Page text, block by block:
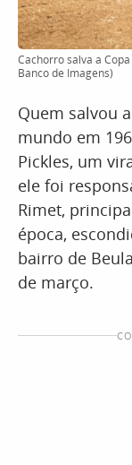
Cachorro salva a
Banco de Imagens)
Quem salvou
mundo em
Pickles, um
ele foi
Rimet,
época,
bairro de
de março.